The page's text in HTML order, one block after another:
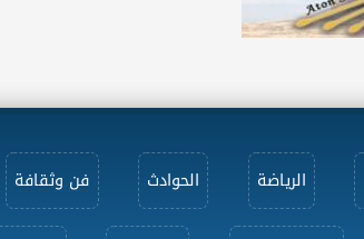
الرياضة الحوادث فن وثقافة